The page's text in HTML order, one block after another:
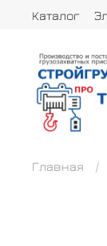
Каталог
Главная